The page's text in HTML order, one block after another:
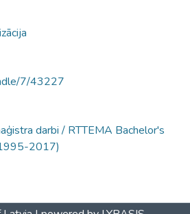
7/43227
darbi / RTTEMA Bachelor's
2017)